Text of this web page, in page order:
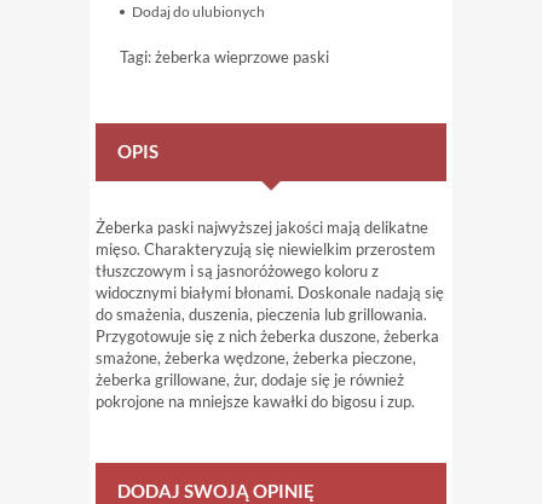
Dodaj do ulubionych
Tagi:żeberka wieprzowe paski
OPIS
Żeberka paski najwyższej jakości mają delikatne
mięso. Charakteryzują się niewielkim przerostem
tłuszczowym i są jasnoróżowego koloru z
widocznymi białymi błonami. Doskonale nadają się
do smażenia, duszenia, pieczenia lub grillowania.
Przygotowuje się z nich żeberka duszone, żeberka
smażone, żeberka wędzone, żeberka pieczone,
żeberka grillowane, żur, dodaje się je również
pokrojone na mniejsze kawałki do bigosu i zup.
DODAJ SWOJĄ OPINIĘ